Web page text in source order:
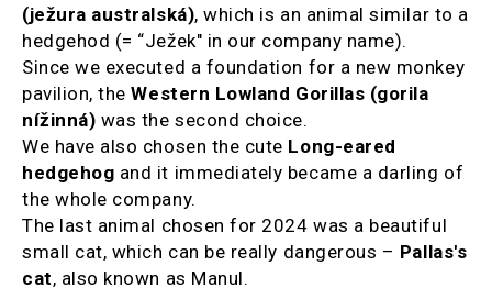
(ježura australská), which is an animal similar to a
hedgehod (= “Ježek" in our company name).
Since we executed a foundation for a new monkey
pavilion, theWestern Lowland Gorillas (gorila
nížinná) was the second choice.
We have also chosen the cute Long-eared
hedgehog and it immediately became a darling of
the whole company.
The last animal chosen for 2024 was a beautiful
small cat, which can be really dangerous – Pallas's
cat, also known as Manul.